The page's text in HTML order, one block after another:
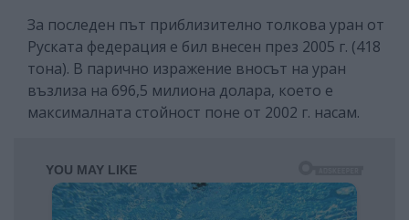
За последен път приблизително толкова уран от
Руската федерация е бил внесен през 2005 г. (418
тона). В парично изражение вносът на уран
възлиза на 696,5 милиона долара, което е
максималната стойност поне от 2002 г. насам.